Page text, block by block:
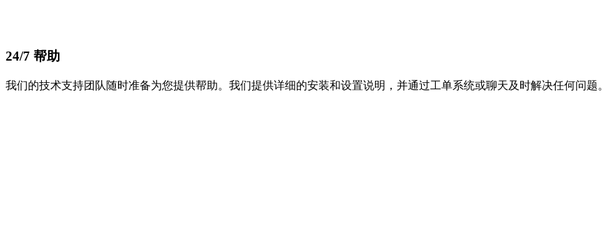
24/7 帮助
我们的技术支持团队随时准备为您提供帮助。我们提供详细的安装和设置说明，并通过工单系统或聊天及时解决任何问题。